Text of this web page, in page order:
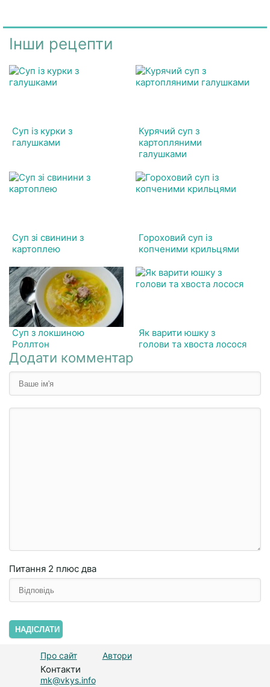
Інши рецепти
Суп із курки з
галушками
Курячий суп з
картопляними
галушками
Суп зі свинини з
картоплею
Гороховий суп із
копченими крильцями
Суп з локшиною
Роллтон
Як варити юшку з
голови та хвоста лосося
Додати комментар
Питання 2 плюc двa
НАДІСЛАТИ
Про сайт Автори
Контакти
mk@vkys.info